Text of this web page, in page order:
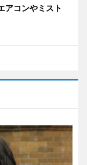
アコンやミスト